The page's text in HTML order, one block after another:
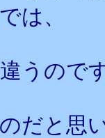
は、
うので
だと思